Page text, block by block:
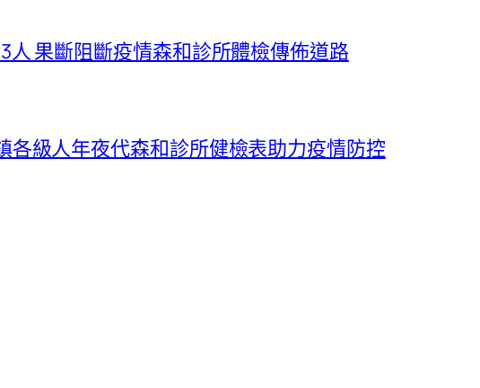
人 果斷阻斷疫情森和診所體檢傳佈道路
各級人年夜代森和診所健檢表助力疫情防控